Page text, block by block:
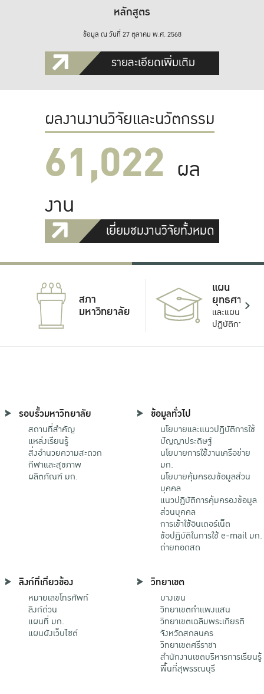
หลักสูตร
ข้อมูล ณ วันที่ 27 ตุลาคม พ.ศ. 2568
รายละเอียดเพิ่มเติม
ผลงานงานวิจัยและนวัตกรรม
61,022 ผล
งาน
เยี่ยมชมงานวิจัยทั้งหมด
สภา
มหาวิทยาลัย
แผน
ยุทธศาสตร์
และแผน
ปฏิบัติการ
รอบรั้วมหาวิทยาลัย
สถานที่สำคัญ
แหล่งเรียนรู้
สิ่งอำนวยความสะดวก
กีฬาและสุขภาพ
ผลิตภัณฑ์ มก.
ข้อมูลทั่วไป
นโยบายและแนวปฏิบัติการใช้
ปัญญาประดิษฐ์
นโยบายการใช้งานเครือข่าย
มก.
นโยบายคุ้มครองข้อมูลส่วน
บุคคล
แนวปฏิบัติการคุ้มครองข้อมูล
ส่วนบุคคล
การเข้าใช้อินเตอร์เน็ต
ข้อปฏิบัติในการใช้ e-mail มก.
ถ่ายทอดสด
ลิงก์ที่เกี่ยวข้อง
หมายเลขโทรศัพท์
ลิงก์ด่วน
แผนที่ มก.
แผนผังเว็บไซต์
วิทยาเขต
บางเขน
วิทยาเขตกําแพงแสน
วิทยาเขตเฉลิมพระเกียรติ
จังหวัดสกลนคร
วิทยาเขตศรีราชา
สำนักงานเขตบริหารการเรียนรู้
พื้นที่สุพรรณบุรี